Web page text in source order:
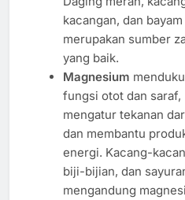
kacangan, dan bayam
merupakan sumber
yang baik.
Magnesium
fungsi otot dan saraf,
mengatur tekanan
dan membantu
energi. Kacang-
biji-bijian, dan
mengandung